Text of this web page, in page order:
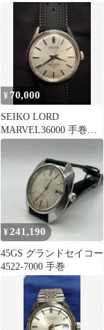
き時計 70年代
¥ 70,000
SEIKO LORD
MARVEL36000 手巻き
バーインデックス裏ス
¥241,190
45GS グランドセイコー
4522-7000 手巻